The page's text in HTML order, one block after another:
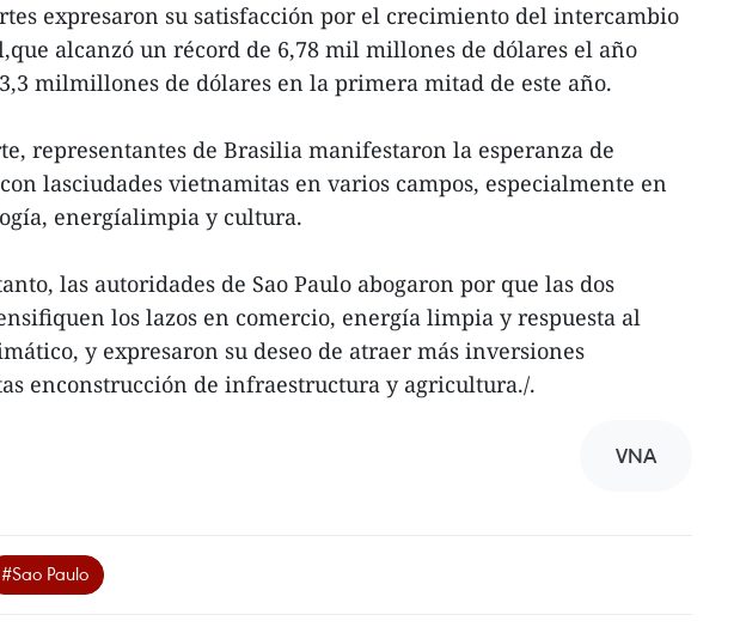
expresaron su satisfacción por el crecimiento del intercambio
alcanzó un récord de 6,78 mil millones de dólares el año
milmillones de dólares en la primera mitad de este año.
representantes de Brasilia manifestaron la esperanza de
lasciudades vietnamitas en varios campos, especialmente en
energíalimpia y cultura.
las autoridades de Sao Paulo abogaron por que las dos
los lazos en comercio, energía limpia y respuesta al
y expresaron su deseo de atraer más inversiones
enconstrucción de infraestructura y agricultura./.
VNA
#Sao Paulo